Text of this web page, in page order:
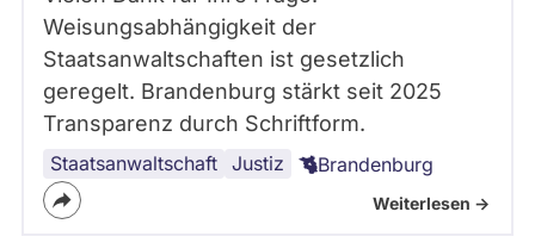
Weisungsabhängigkeit der
Staatsanwaltschaften ist gesetzlich
geregelt. Brandenburg stärkt seit 2025
Transparenz durch Schriftform.
Staatsanwaltschaft Justiz Brandenburg
Weiterlesen ->